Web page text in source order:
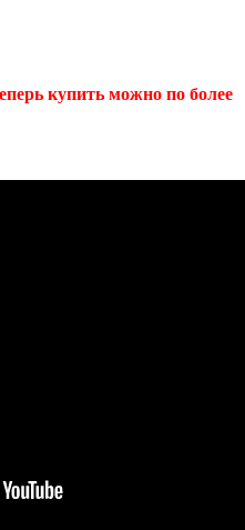
купить можно по более